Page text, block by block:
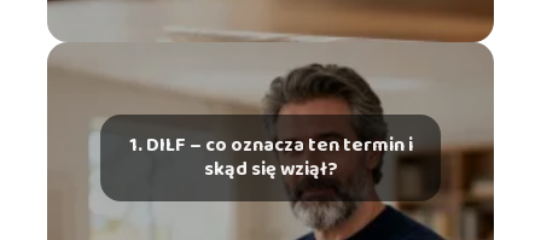
1. DILF – co oznacza ten termin i
skąd się wziął?